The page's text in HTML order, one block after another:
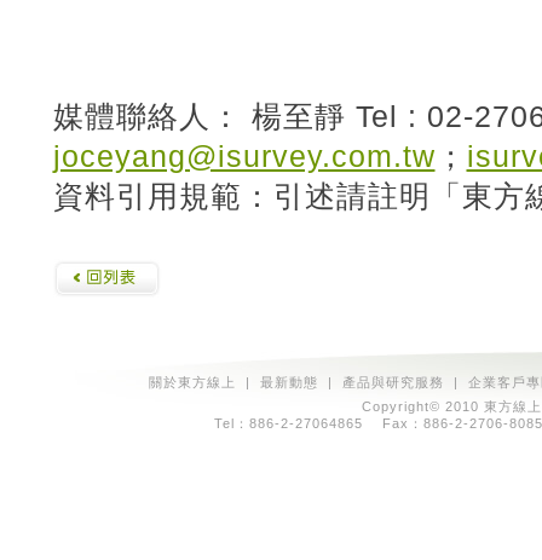
媒體聯絡人： 楊至靜 Tel : 02-
joceyang@isurvey.com.tw ；
資料引用規範：引述請註明「東方
關於東方線上 | 最新動態 | 產品與研究服務 | 企業客戶
Copyright© 2010 東方線
Tel：886-2-27064865 Fax：886-2-2706-